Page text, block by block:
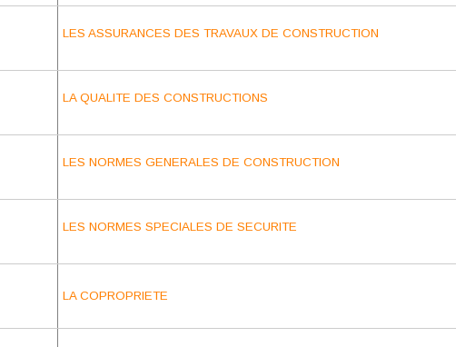
LES ASSURANCES DES TRAVAUX DE CONSTRUCTION
LA QUALITE DES CONSTRUCTIONS
LES NORMES GENERALES DE CONSTRUCTION
LES NORMES SPECIALES DE SECURITE
LA COPROPRIETE